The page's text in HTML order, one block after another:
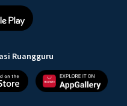
Ruangguru